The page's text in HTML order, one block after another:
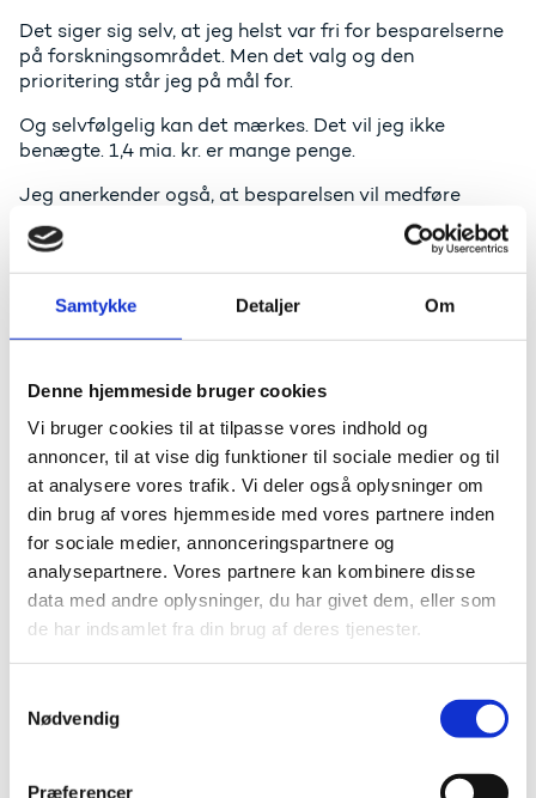
Samtykke Detaljer Om
Denne hjemmeside bruger cookies
Vi bruger cookies til at tilpasse vores indhold og
annoncer, til at vise dig funktioner til sociale medier og til
at analysere vores trafik. Vi deler også oplysninger om
din brug af vores hjemmeside med vores partnere inden
for sociale medier, annonceringspartnere og
analysepartnere. Vores partnere kan kombinere disse
data med andre oplysninger, du har givet dem, eller som
de har indsamlet fra din brug af deres tjenester.
Nødvendig
Præferencer
Det siger sig selv, at jeg helst var fri for besparelserne
på forskningsområdet. Men det valg og den
prioritering står jeg på mål for.
Og selvfølgelig kan det mærkes. Det vil jeg ikke
benægte. 1,4 mia. kr. er mange penge.
Jeg anerkender også, at besparelsen vil medføre
udfordringer for institutioner og for de offentlige
fonde. Og måske også vil tvinge forskere til at søge
nye finansieringskilder til deres pro-jekter.
Når det er sagt, vil jeg minde om, at Danmark stadig er
et af de lande i verden, der prioriterer forskning
Godt kan blive bedre
De nyeste tal fra Forskningsbarometeret viser, at
dansk forskning generelt klarer sig rigtig godt
internationalt.
Og de danske forsknings- og uddannelsesinstitutioner
er i de seneste 15 år blevet markant bedre til at
omsætte deres forskning til idéer og opfindelser, der
Der er en stigning i såvel opfindelser, patenter og
samarbejdsprojekter. Og nye tal bekræfter os i, at
Kun Schweiz og Island producerer eksempelvis flere